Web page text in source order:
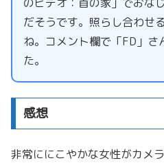
だそうです。照らし合わせ
ね。コメント欄で「FD」さ
た。
感想
非常ににこやかな女性がカメ